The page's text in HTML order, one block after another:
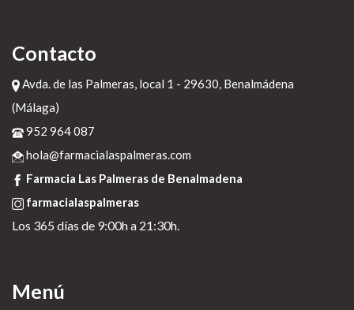
Contacto
Avda. de las Palmeras, local 1 - 29630, Benalmádena
(Málaga)
952 964 087
hola@farmacialaspalmeras.com
Farmacia Las Palmeras de Benalmadena
farmacialaspalmeras
Los 365 días de 9:00h a 21:30h.
Menú